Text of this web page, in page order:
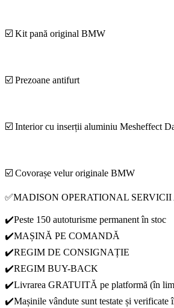
☑️ Kit pană original BMW
☑️ Prezoane antifurt
☑️ Interior cu inserții aluminiu Mesheffect
☑️ Covorașe velur originale BMW
✅MADISON OPERATIONAL
✔️Peste 150 autoturisme permanent în stoc
✔️MAȘINĂ PE COMANDĂ
✔️REGIM DE CONSIGNAȚIE
✔️REGIM BUY-BACK
✔️Livrarea GRATUITĂ pe platformă (în
✔️Mașinile vândute sunt testate și verificate